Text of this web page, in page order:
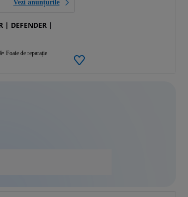
Vezi anunțurile
| DEFENDER |
Foaie de reparație